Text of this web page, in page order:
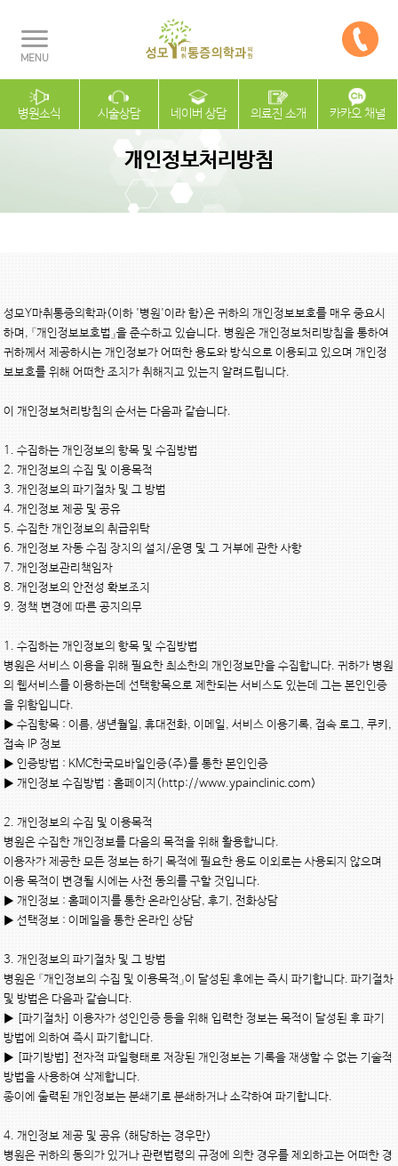
병원소식 시술상담 네이버 상담 의료진 소개 카카오 채널
개인정보처리방침
성모Y마취통증의학과(이하 '병원'이라 함)은 귀하의 개인정보보호를 매우 중요시
하며, 『개인정보보호법』을 준수하고 있습니다. 병원은 개인정보처리방침을 통하여
귀하께서 제공하시는 개인정보가 어떠한 용도와 방식으로 이용되고 있으며 개인정
보보호를 위해 어떠한 조치가 취해지고 있는지 알려드립니다.
이 개인정보처리방침의 순서는 다음과 같습니다.
1. 수집하는 개인정보의 항목 및 수집방법
2. 개인정보의 수집 및 이용목적
3. 개인정보의 파기절차 및 그 방법
4. 개인정보 제공 및 공유
5. 수집한 개인정보의 취급위탁
6. 개인정보 자동 수집 장치의 설치/운영 및 그 거부에 관한 사항
7. 개인정보관리책임자
8. 개인정보의 안전성 확보조치
9. 정책 변경에 따른 공지의무
1. 수집하는 개인정보의 항목 및 수집방법
병원은 서비스 이용을 위해 필요한 최소한의 개인정보만을 수집합니다. 귀하가 병원
의 웹서비스를 이용하는데 선택항목으로 제한되는 서비스도 있는데 그는 본인인증
을 위함입니다.
▶ 수집항목 : 이름, 생년월일, 휴대전화, 이메일, 서비스 이용기록, 접속 로그, 쿠키,
접속 IP 정보
▶ 인증방법 : KMC한국모바일인증(주)를 통한 본인인증
▶ 개인정보 수집방법 : 홈페이지(http://www.ypainclinic.com)
2. 개인정보의 수집 및 이용목적
병원은 수집한 개인정보를 다음의 목적을 위해 활용합니다.
이용자가 제공한 모든 정보는 하기 목적에 필요한 용도 이외로는 사용되지 않으며
이용 목적이 변경될 시에는 사전 동의를 구할 것입니다.
▶ 개인정보 : 홈페이지를 통한 온라인상담, 후기, 전화상담
▶ 선택정보 : 이메일을 통한 온라인 상담
3. 개인정보의 파기절차 및 그 방법
병원은 『개인정보의 수집 및 이용목적』이 달성된 후에는 즉시 파기합니다. 파기절차
및 방법은 다음과 같습니다.
▶ [파기절차] 이용자가 성인인증 등을 위해 입력한 정보는 목적이 달성된 후 파기
방법에 의하여 즉시 파기합니다.
▶ [파기방법] 전자적 파일형태로 저장된 개인정보는 기록을 재생할 수 없는 기술적
방법을 사용하여 삭제합니다.
종이에 출력된 개인정보는 분쇄기로 분쇄하거나 소각하여 파기합니다.
4. 개인정보 제공 및 공유 (해당하는 경우만)
병원은 귀하의 동의가 있거나 관련법령의 규정에 의한 경우를 제외하고는 어떠한 경